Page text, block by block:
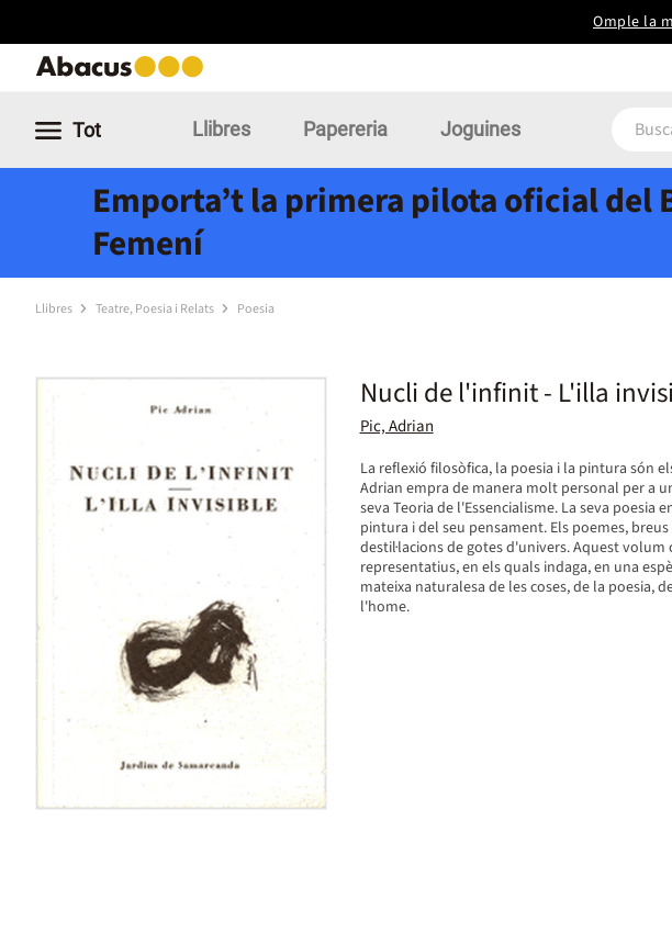
Omple la
Tot Llibres Papereria Joguines
Emporta’t la primera pilota oficial del
Femení
Llibres Teatre, Poesia i Relats Poesia
Nucli de l'infinit - L'illa
Pic, Adrian
La reflexió filosòfica, la poesia i la pintura són
Adrian empra de manera molt personal per a
seva Teoria de l'Essencialisme. La seva poesia
pintura i del seu pensament. Els poemes,
destil·lacions de gotes d'univers. Aquest
representatius, en els quals indaga, en una
mateixa naturalesa de les coses, de la poesia,
l'home.